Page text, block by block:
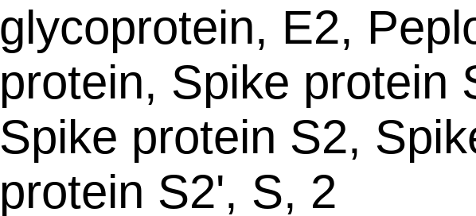
glycoprotein, E2,
protein, Spike protein
Spike protein S2,
protein S2', S, 2